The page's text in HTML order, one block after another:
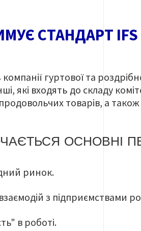
СТАНДАРТ IFS
гуртової та
які входять до складу
товарів, а також
ОСНОВНІ
ринок.
з підприємствами
в роботі.